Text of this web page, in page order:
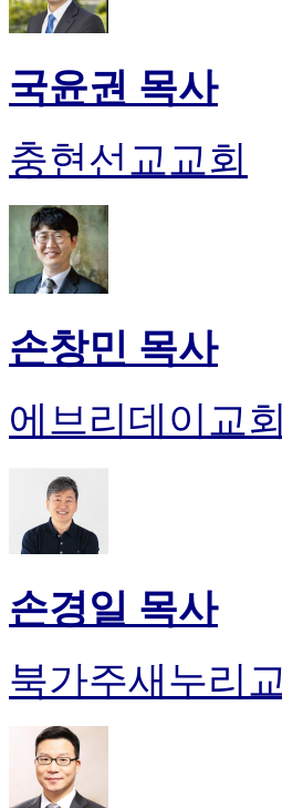
국윤권 목사
충현선교교회
손창민 목사
에브리데이교회
손경일 목사
북가주새누리